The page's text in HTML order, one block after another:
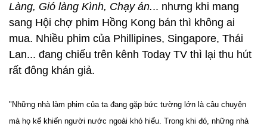
Làng, Gió làng Kình, Chạy án... nhưng khi mang
sang Hội chợ phim Hồng Kong bán thì không ai
mua. Nhiều phim của Phillipines, Singapore, Thái
Lan... đang chiếu trên kênh Today TV thì lại thu hút
rất đông khán giả.
"Những nhà làm phim của ta đang gặp bức tường lớn là câu chuyện
mà họ kể khiến người nước ngoài khó hiểu. Trong khi đó, những nhà